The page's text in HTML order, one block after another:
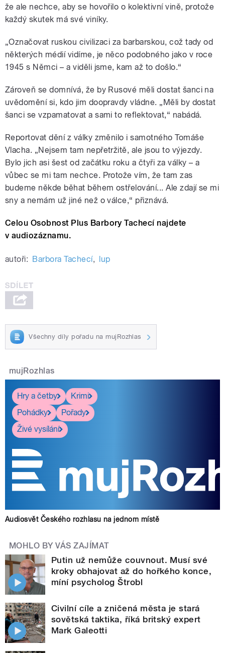
že ale nechce, aby se hovořilo o kolektivní vině, protože
každý skutek má své viníky.
„Označovat ruskou civilizaci za barbarskou, což tady od
některých médií vidíme, je něco podobného jako v roce
1945 s Němci – a viděli jsme, kam až to došlo.“
Zároveň se domnívá, že by Rusové měli dostat šanci na
uvědomění si, kdo jim doopravdy vládne. „Měli by dostat
šanci se vzpamatovat a sami to reflektovat,“ nabádá.
Reportovat dění z války změnilo i samotného Tomáše
Vlacha. „Nejsem tam nepřetržitě, ale jsou to výjezdy.
Bylo jich asi šest od začátku roku a čtyři za války – a
vůbec se mi tam nechce. Protože vím, že tam zas
budeme někde běhat během ostřelování... Ale zdají se mi
sny a nemám už jiné než o válce,“ přiznává.
Celou Osobnost Plus Barbory Tachecí najdete
v audiozáznamu.
autoři: Barbora Tachecí, lup
Všechny díly pořadu na mujRozhlas
mujRozhlas
Hry a četby
Krimi
Pohádky
Pořady
Živé vysílání
Audiosvět Českého rozhlasu na jednom místě
MOHLO BY VÁS ZAJÍMAT
Putin už nemůže couvnout. Musí své
kroky obhajovat až do hořkého konce,
míní psycholog Štrobl
Civilní cíle a zničená města je stará
sovětská taktika, říká britský expert
Mark Galeotti